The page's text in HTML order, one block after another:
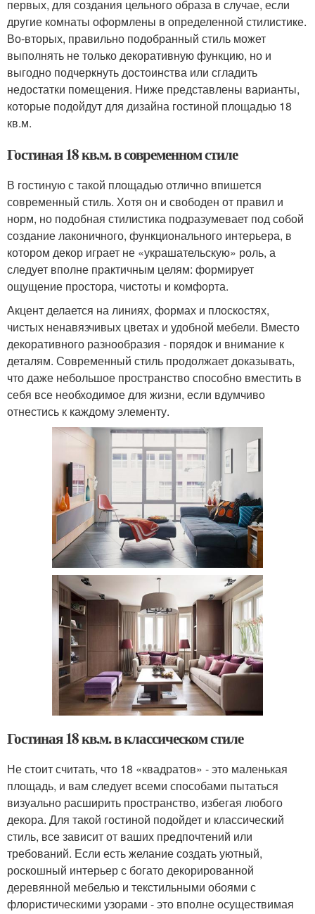
первых, для создания цельного образа в случае, если
другие комнаты оформлены в определенной стилистике.
Во-вторых, правильно подобранный стиль может
выполнять не только декоративную функцию, но и
выгодно подчеркнуть достоинства или сгладить
недостатки помещения. Ниже представлены варианты,
которые подойдут для дизайна гостиной площадью 18
кв.м.
Гостиная 18 кв.м. в современном стиле
В гостиную с такой площадью отлично впишется
современный стиль. Хотя он и свободен от правил и
норм, но подобная стилистика подразумевает под собой
создание лаконичного, функционального интерьера, в
котором декор играет не «украшательскую» роль, а
следует вполне практичным целям: формирует
ощущение простора, чистоты и комфорта.
Акцент делается на линиях, формах и плоскостях,
чистых ненавязчивых цветах и удобной мебели. Вместо
декоративного разнообразия - порядок и внимание к
деталям. Современный стиль продолжает доказывать,
что даже небольшое пространство способно вместить в
себя все необходимое для жизни, если вдумчиво
отнестись к каждому элементу.
Гостиная 18 кв.м. в классическом стиле
Не стоит считать, что 18 «квадратов» - это маленькая
площадь, и вам следует всеми способами пытаться
визуально расширить пространство, избегая любого
декора. Для такой гостиной подойдет и классический
стиль, все зависит от ваших предпочтений или
требований. Если есть желание создать уютный,
роскошный интерьер с богато декорированной
деревянной мебелью и текстильными обоями с
флористическими узорами - это вполне осуществимая